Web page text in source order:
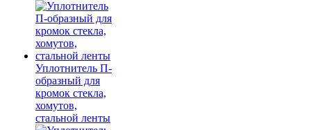
Уплотнитель П-
образный для
кромок стекла,
хомутов,
стальной ленты